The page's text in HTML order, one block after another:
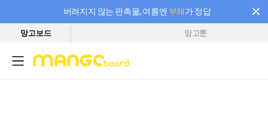
버려지지 않는 판촉물, 여름엔 부채가 정답
필요한 만큼 충전하고 끊김 없이 작업하세요! 새로워진 AI 부스터 요금제
망고보드 망고툰